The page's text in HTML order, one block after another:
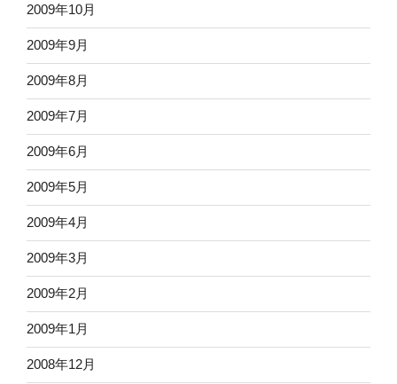
2009年10月
2009年9月
2009年8月
2009年7月
2009年6月
2009年5月
2009年4月
2009年3月
2009年2月
2009年1月
2008年12月